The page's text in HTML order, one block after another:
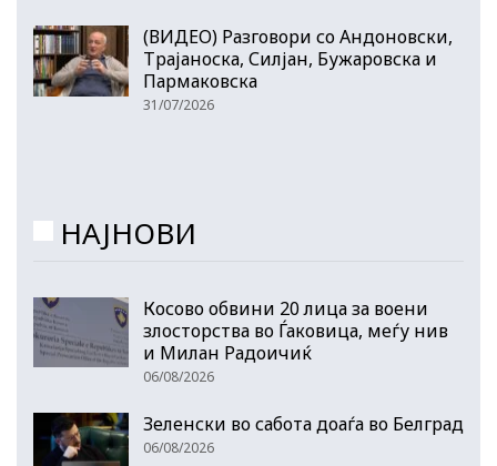
(ВИДЕО) Разговори со Андоновски,
Трајаноска, Силјан, Бужаровска и
Пармаковска
31/07/2026
НАЈНОВИ
Косово обвини 20 лица за воени
злосторства во Ѓаковица, меѓу нив
и Милан Радоичиќ
06/08/2026
Зеленски во сабота доаѓа во Белград
06/08/2026